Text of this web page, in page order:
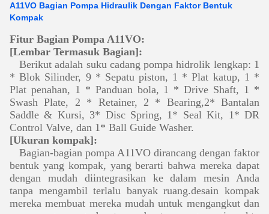
A11VO Bagian Pompa Hidraulik Dengan Faktor Bentuk
Kompak
Fitur Bagian Pompa A11VO:
[Lembar Termasuk Bagian]:
Berikut adalah suku cadang pompa hidrolik lengkap: 1
* Blok Silinder, 9 * Sepatu piston, 1 * Plat katup, 1 *
Plat penahan, 1 * Panduan bola, 1 * Drive Shaft, 1 *
Swash Plate, 2 * Retainer, 2 * Bearing,2* Bantalan
Saddle & Kursi, 3* Disc Spring, 1* Seal Kit, 1* DR
Control Valve, dan 1* Ball Guide Washer.
[Ukuran kompak]:
Bagian-bagian pompa A11VO dirancang dengan faktor
bentuk yang kompak, yang berarti bahwa mereka dapat
dengan mudah diintegrasikan ke dalam mesin Anda
tanpa mengambil terlalu banyak ruang.desain kompak
mereka membuat mereka mudah untuk mengangkut dan